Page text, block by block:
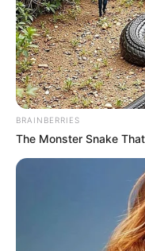
BRAINBERRIES
The Monster Snake